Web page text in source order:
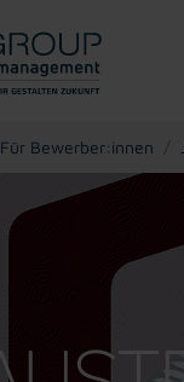
Für Bewerber:innen